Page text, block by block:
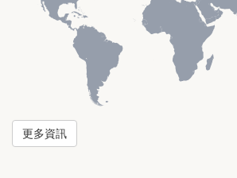
更多資訊